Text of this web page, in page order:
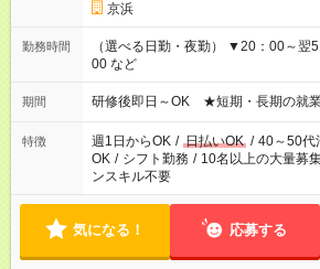
京浜
勤務時間
（選べる日勤・夜勤） ▼20：00～翌
00 など
期間 研修後即日～OK ★短期・長期の就
特徴 週1日からOK / 日払いOK / 40～50代
OK / シフト勤務 / 10名以上の大量募
ンスキル不要
気になる！ 応募する